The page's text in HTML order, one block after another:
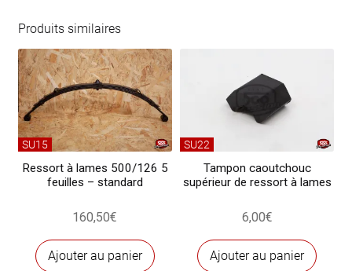
Produits similaires
SU15
Ressort à lames 500/126 5
feuilles – standard
160,50€
Ajouter au panier
SU22
Tampon caoutchouc
supérieur de ressort à lames
6,00€
Ajouter au panier